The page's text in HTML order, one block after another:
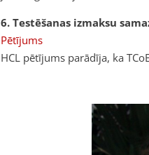
6. Testēšanas izmaksu
Pētījums
HCL pētījums parādīja, ka